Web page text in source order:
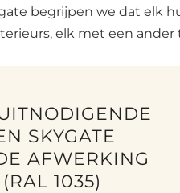
begrijpen we dat elk
elk met een ander
SKYGATE
AFWERKING
1035)